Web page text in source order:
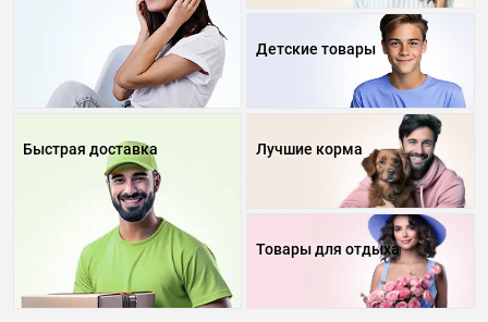
Детские товары
Быстрая доставка Лучшие корма
Товары для отдыха